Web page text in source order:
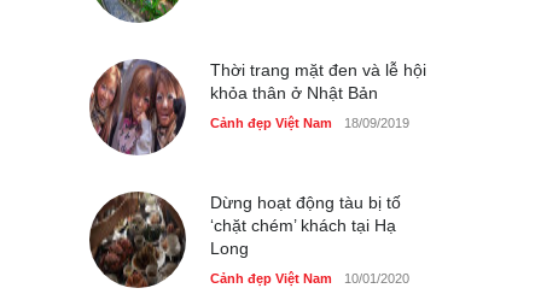
Thời trang mặt đen và lễ hội
khỏa thân ở Nhật Bản
Cảnh đẹp Việt Nam 18/09/2019
Dừng hoạt động tàu bị tố
‘chặt chém’ khách tại Hạ
Long
Cảnh đẹp Việt Nam 10/01/2020